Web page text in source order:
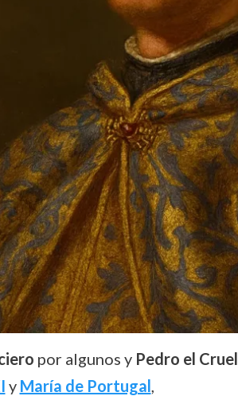
por algunos y Pedro el Cruel
y María de Portugal,